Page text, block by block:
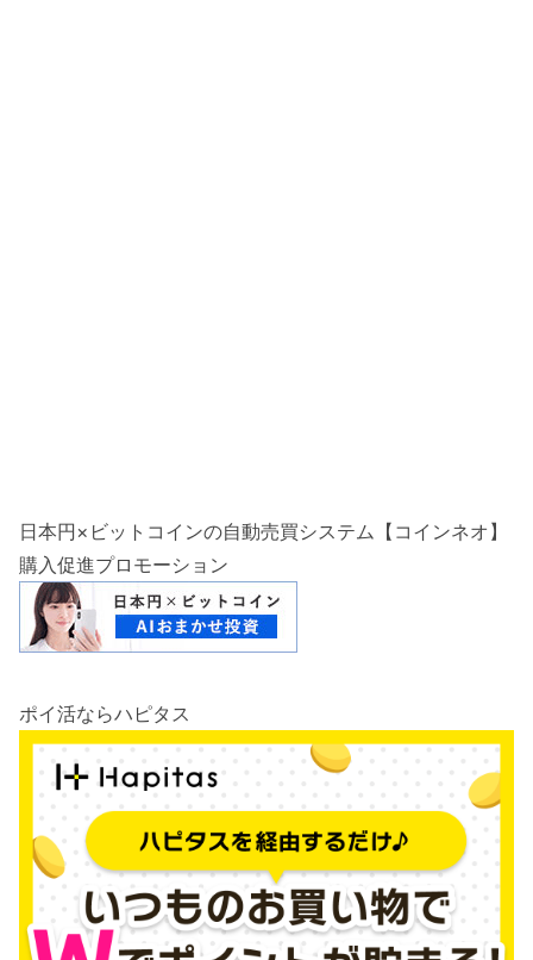
日本円×ビットコインの自動売買システム【コインネオ】
購入促進プロモーション
ポイ活ならハピタス